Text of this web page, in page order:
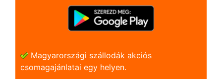
Magyarországi szállodák akciós
csomagajánlatai egy helyen.